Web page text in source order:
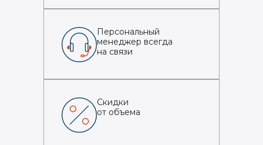
Персональный
менеджер всегда
на связи
Скидки
от объема